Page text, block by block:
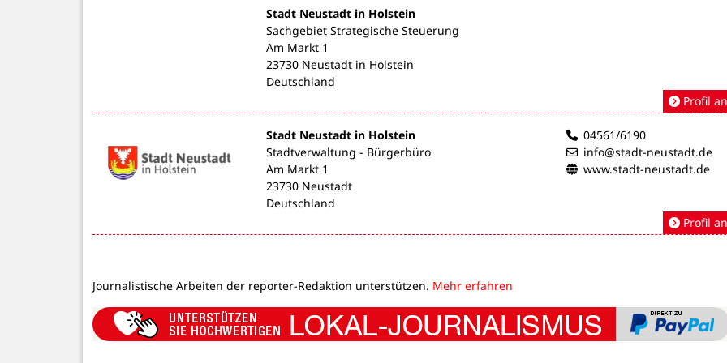
Stadt Neustadt in Holstein
Sachgebiet Strategische Steuerung
Am Markt 1
23730 Neustadt in Holstein
Deutschland
Profil
Stadt Neustadt in Holstein
Stadtverwaltung - Bürgerbüro
Am Markt 1
23730 Neustadt
Deutschland
04561/6190
info@stadt-neustadt.de
www.stadt-neustadt.de
Profil
Journalistische Arbeiten der reporter-Redaktion unterstützen. Mehr erfahren